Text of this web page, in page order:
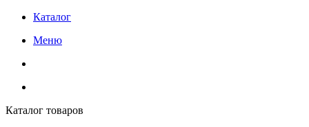
Каталог
Меню
Каталог товаров